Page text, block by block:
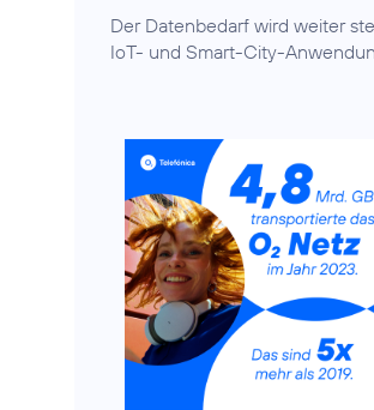
Der Datenbedarf wird weiter
IoT- und Smart-City-